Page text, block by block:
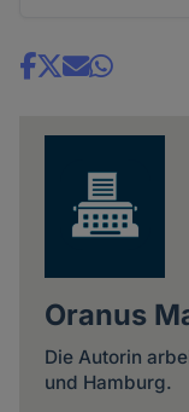
Share
Oranus
Die Autorin
und Hamburg.